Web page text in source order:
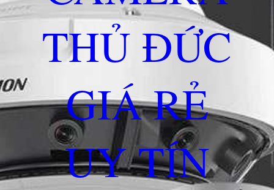
THỦ ĐỨC
GIÁ RẺ
UY TÍN